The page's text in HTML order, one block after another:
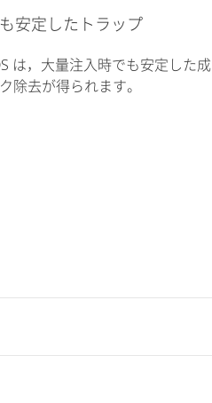
安定したトラップ
は，大量注入時でも安定した成
除去が得られます。